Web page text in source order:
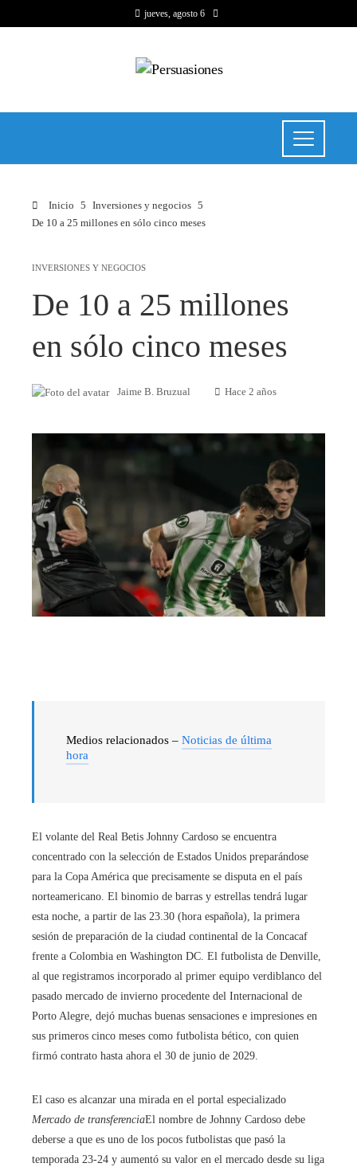
jueves, agosto 6
Inicio
Inversiones y negocios
De 10 a 25 millones en sólo cinco meses
INVERSIONES Y NEGOCIOS
De 10 a 25 millones
en sólo cinco meses
Jaime B. Bruzual Hace 2 años
Medios relacionados – Noticias de última
hora
El volante del Real Betis Johnny Cardoso se encuentra
concentrado con la selección de Estados Unidos preparándose
para la Copa América que precisamente se disputa en el país
norteamericano. El binomio de barras y estrellas tendrá lugar
esta noche, a partir de las 23.30 (hora española), la primera
sesión de preparación de la ciudad continental de la Concacaf
frente a Colombia en Washington DC. El futbolista de Denville,
al que registramos incorporado al primer equipo verdiblanco del
pasado mercado de invierno procedente del Internacional de
Porto Alegre, dejó muchas buenas sensaciones e impresiones en
sus primeros cinco meses como futbolista bético, con quien
firmó contrato hasta ahora el 30 de junio de 2029.
El caso es alcanzar una mirada en el portal especializado
Mercado de transferenciaEl nombre de Johnny Cardoso debe
deberse a que es uno de los pocos futbolistas que pasó la
temporada 23-24 y aumentó su valor en el mercado desde su liga